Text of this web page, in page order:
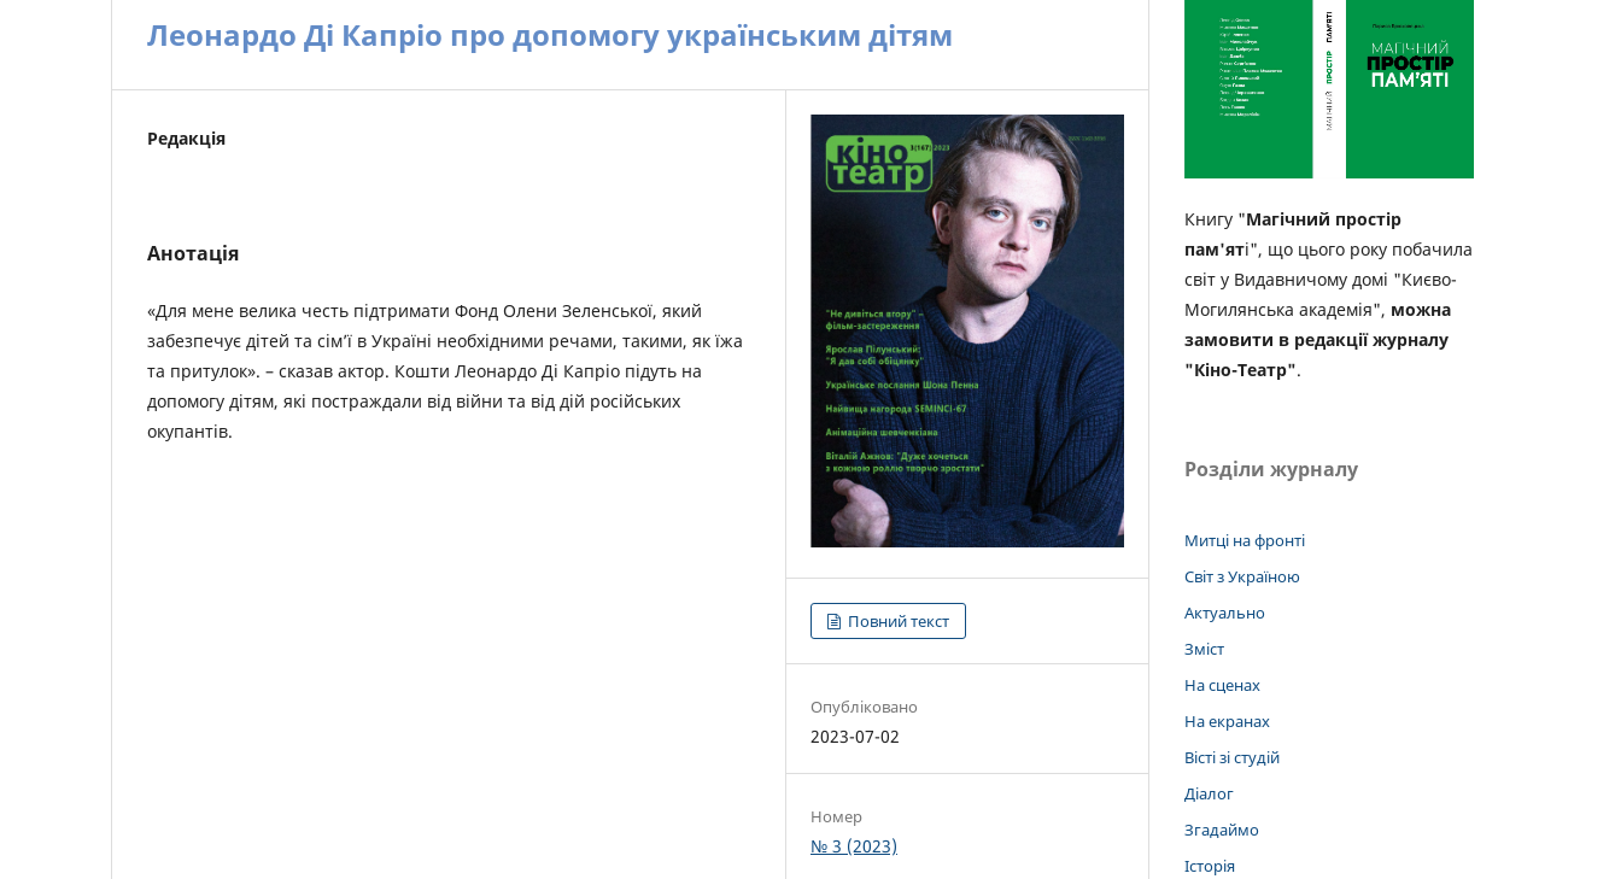
Леонардо Ді Капріо про допомогу українським дітям
Редакція
Анотація
«Для мене велика честь підтримати Фонд Олени Зеленської, який
забезпечує дітей та сім’ї в Україні необхідними речами, такими, як їжа
та притулок». – сказав актор. Кошти Леонардо Ді Капріо підуть на
допомогу дітям, які постраждали від війни та від дій російських
окупантів.
Повний текст
Опубліковано
2023-07-02
Номер
№ 3 (2023)
Книгу "Магічний простір
пам'яті", що цього року побачила
світ у Видавничому домі "Києво-
Могилянська академія", можна
замовити в редакції журналу
"Кіно-Театр".
Розділи журналу
Митці на фронті
Світ з Україною
Актуально
Зміст
На сценах
На екранах
Вісті зі студій
Діалог
Згадаймо
Історія